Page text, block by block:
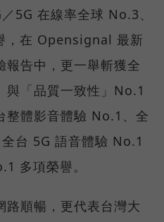
5G 在線率全球 No.3、
，在 Opensignal 最新
報告中，更一舉斬獲全
與「品質一致性」No.1
整體影音體驗 No.1、全
台 5G 語音體驗 No.1
多項榮譽。
路順暢，更代表台灣大